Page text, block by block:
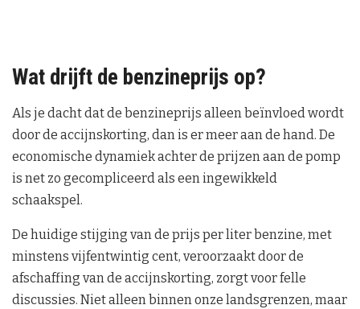
Wat drijft de benzineprijs op?
Als je dacht dat de benzineprijs alleen beïnvloed wordt
door de accijnskorting, dan is er meer aan de hand. De
economische dynamiek achter de prijzen aan de pomp
is net zo gecompliceerd als een ingewikkeld
schaakspel.
De huidige stijging van de prijs per liter benzine, met
minstens vijfentwintig cent, veroorzaakt door de
afschaffing van de accijnskorting, zorgt voor felle
discussies. Niet alleen binnen onze landsgrenzen, maar